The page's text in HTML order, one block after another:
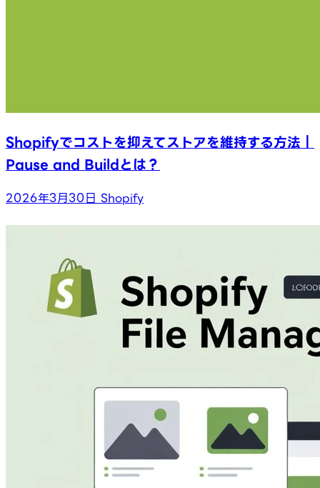
Shopifyでコストを抑えてストアを維持する方法｜
Pause and Buildとは？
2026年3月30日 Shopify